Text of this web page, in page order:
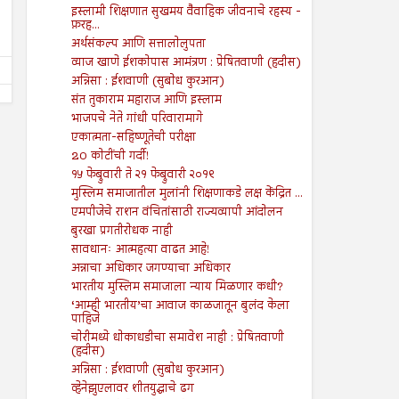
7/26/2024
इस्लामी शिक्षणात सुखमय वैवाहिक जीवनाचे रहस्य -
फ़रह...
अर्थसंकल्प आणि सत्तालोलुपता
व्याज खाणे ईशकोपास आमंत्रण : प्रेषितवाणी (हदीस)
अन्निसा : ईशवाणी (सुबोध कुरआन)
संत तुकाराम महाराज आणि इस्लाम
भाजपचे नेते गांधी परिवारामागे
एकात्मता-सहिष्णूतेची परीक्षा
20 कोटींची गर्दी!
१५ फेब्रुवारी ते २१ फेब्रुवारी २०१९
मुस्लिम समाजातील मुलांनी शिक्षणाकडे लक्ष केंद्रित ...
एमपीजेचे राशन वंचितांसाठी राज्यव्यापी आंदोलन
बुरखा प्रगतीरोधक नाही
सावधानः आत्महत्या वाढत आहे!
अन्नाचा अधिकार जगण्याचा अधिकार
भारतीय मुस्लिम समाजाला न्याय मिळणार कधी?
‘आम्ही भारतीय’चा आवाज काळजातून बुलंद केला
पाहिजे
चोरीमध्ये धोकाधडीचा समावेश नाही : प्रेषितवाणी
(हदीस)
अन्निसा : ईशवाणी (सुबोध कुरआन)
व्हेनेझुएलावर शीतयुद्धाचे ढग